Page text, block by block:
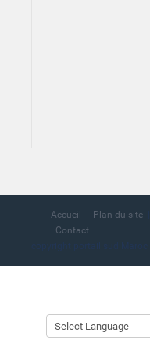
Accueil Plan du site
Contact